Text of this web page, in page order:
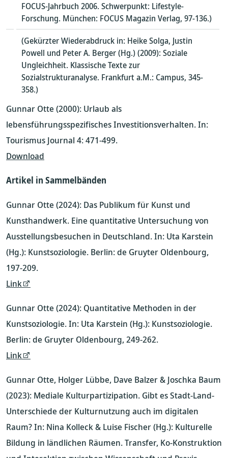
FOCUS-Jahrbuch 2006. Schwerpunkt: Lifestyle-
Forschung. München: FOCUS Magazin Verlag, 97-136.)
(Gekürzter Wiederabdruck in: Heike Solga, Justin
Powell und Peter A. Berger (Hg.) (2009): Soziale
Ungleichheit. Klassische Texte zur
Sozialstrukturanalyse. Frankfurt a.M.: Campus, 345-
358.)
Gunnar Otte (2000): Urlaub als
lebensführungsspezifisches Investitionsverhalten. In:
Tourismus Journal 4: 471-499.
Download
Artikel in Sammelbänden
Gunnar Otte (2024): Das Publikum für Kunst und
Kunsthandwerk. Eine quantitative Untersuchung von
Ausstellungsbesuchen in Deutschland. In: Uta Karstein
(Hg.): Kunstsoziologie. Berlin: de Gruyter Oldenbourg,
197-209.
Link
Gunnar Otte (2024): Quantitative Methoden in der
Kunstsoziologie. In: Uta Karstein (Hg.): Kunstsoziologie.
Berlin: de Gruyter Oldenbourg, 249-262.
Link
Gunnar Otte, Holger Lübbe, Dave Balzer & Joschka Baum
(2023): Mediale Kulturpartizipation. Gibt es Stadt-Land-
Unterschiede der Kulturnutzung auch im digitalen
Raum? In: Nina Kolleck & Luise Fischer (Hg.): Kulturelle
Bildung in ländlichen Räumen. Transfer, Ko-Konstruktion